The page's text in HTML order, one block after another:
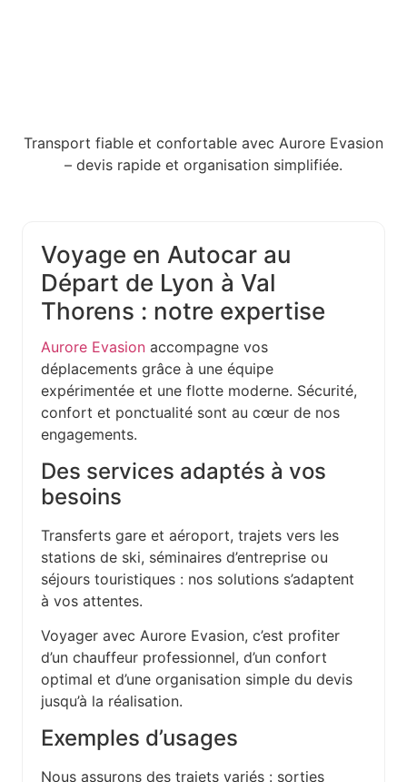
Transport fiable et confortable avec Aurore Evasion
– devis rapide et organisation simplifiée.
Voyage en Autocar au
Départ de Lyon à Val
Thorens : notre expertise
Aurore Evasion accompagne vos
déplacements grâce à une équipe
expérimentée et une flotte moderne. Sécurité,
confort et ponctualité sont au cœur de nos
engagements.
Des services adaptés à vos
besoins
Transferts gare et aéroport, trajets vers les
stations de ski, séminaires d’entreprise ou
séjours touristiques : nos solutions s’adaptent
à vos attentes.
Voyager avec Aurore Evasion, c’est profiter
d’un chauffeur professionnel, d’un confort
optimal et d’une organisation simple du devis
jusqu’à la réalisation.
Exemples d’usages
Nous assurons des trajets variés : sorties